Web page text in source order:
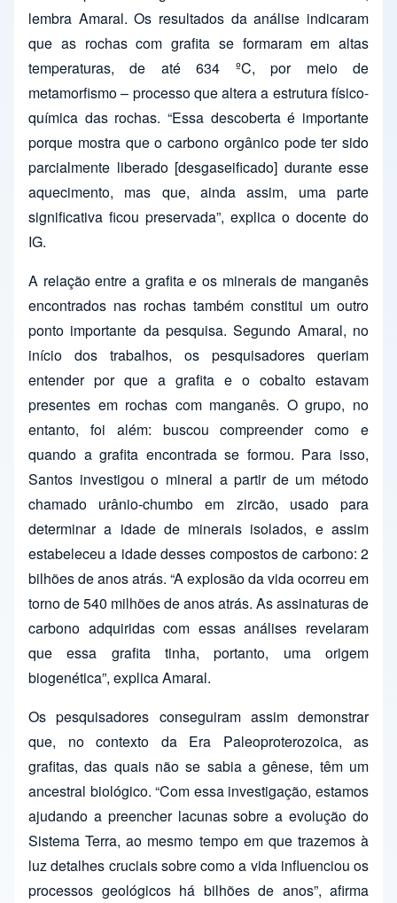
lembra Amaral. Os resultados da análise indicaram
que as rochas com grafita se formaram em altas
temperaturas, de até 634 ºC, por meio de
metamorfismo – processo que altera a estrutura físico-
química das rochas. “Essa descoberta é importante
porque mostra que o carbono orgânico pode ter sido
parcialmente liberado [desgaseificado] durante esse
aquecimento, mas que, ainda assim, uma parte
significativa ficou preservada”, explica o docente do
IG.
A relação entre a grafita e os minerais de manganês
encontrados nas rochas também constitui um outro
ponto importante da pesquisa. Segundo Amaral, no
início dos trabalhos, os pesquisadores queriam
entender por que a grafita e o cobalto estavam
presentes em rochas com manganês. O grupo, no
entanto, foi além: buscou compreender como e
quando a grafita encontrada se formou. Para isso,
Santos investigou o mineral a partir de um método
chamado urânio-chumbo em zircão, usado para
determinar a idade de minerais isolados, e assim
estabeleceu a idade desses compostos de carbono: 2
bilhões de anos atrás. “A explosão da vida ocorreu em
torno de 540 milhões de anos atrás. As assinaturas de
carbono adquiridas com essas análises revelaram
que essa grafita tinha, portanto, uma origem
biogenética”, explica Amaral.
Os pesquisadores conseguiram assim demonstrar
que, no contexto da Era Paleoproterozoica, as
grafitas, das quais não se sabia a gênese, têm um
ancestral biológico. “Com essa investigação, estamos
ajudando a preencher lacunas sobre a evolução do
Sistema Terra, ao mesmo tempo em que trazemos à
luz detalhes cruciais sobre como a vida influenciou os
processos geológicos há bilhões de anos”, afirma